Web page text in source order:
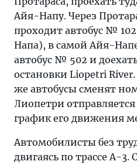
Айя-Напу. Через
проходит автобус №
Напа), в самой Айя-
автобус № 502 и
остановки Liopetri
же автобусы сменят
Лиопетри
график его движения
Автомобилисты без
двигаясь по трассе А-3.